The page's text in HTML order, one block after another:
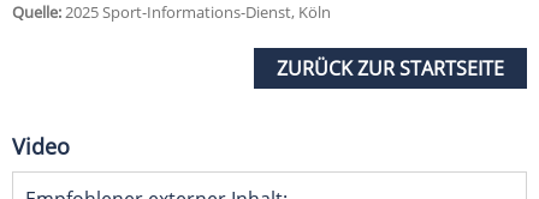
Quelle:2025 Sport-Informations-Dienst, Köln
ZURÜCK ZUR STARTSEITE
Video